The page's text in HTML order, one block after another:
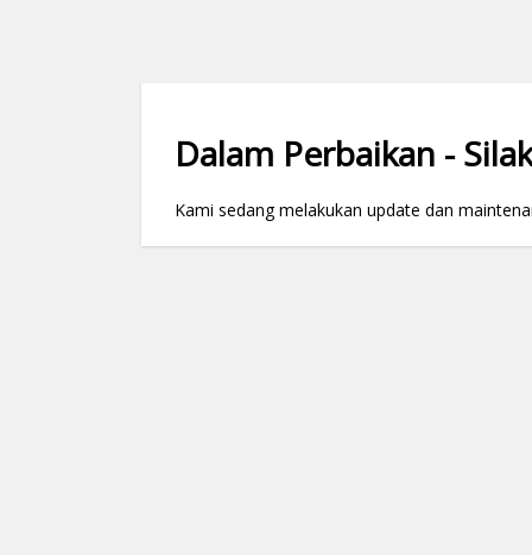
Dalam Perbaikan -
Kami sedang melakukan update dan